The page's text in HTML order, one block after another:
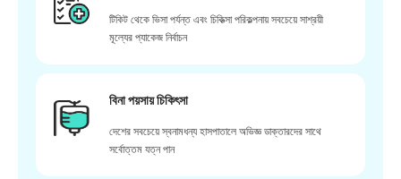
টিকিট থেকে ভিসা পর্যন্ত এবং চিকিত্সা পরিকল্পনায় সবচেয়ে সাশ্রয়ী
মূল্যের প্যাকেজ নির্বাচন
বিনা পয়সায় চিকিৎসা
দেশের সবচেয়ে স্বনামধন্য হাসপাতালে অভিজ্ঞ ডাক্তারদের সাথে
সর্বোত্তম যত্ন পান